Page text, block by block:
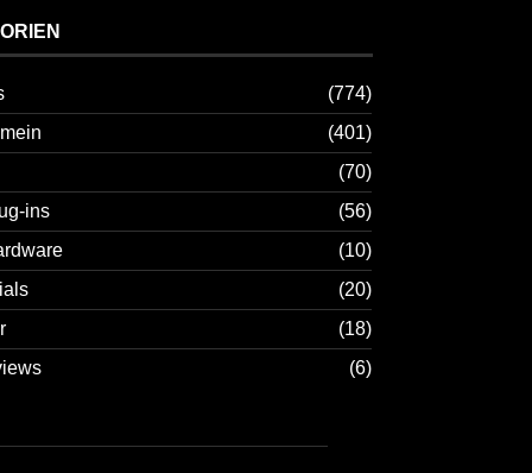
(774)
(401)
(70)
ins
(56)
(10)
(20)
(18)
(6)